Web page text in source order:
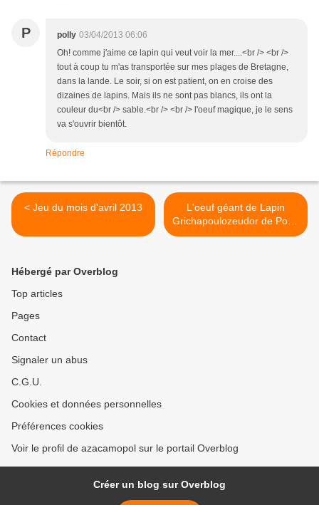
P polly 03/04/2013 06:06
Oh! comme j'aime ce lapin qui veut voir la mer....<br /> <br />
tout à coup tu m'as transportée sur mes plages de Bretagne,
dans la lande. Le soir, si on est patient, on en croise des
dizaines de lapins. Mais ils ne sont pas blancs, ils ont la
couleur du<br /> sable.<br /> <br /> l'oeuf magique, je le sens
va s'ouvrir bientôt.
Répondre
< Jeu du mois d'avril 2013
L'oeuf géant de Lapin
Grichapoulozeudor de Polly.
>
Hébergé par Overblog
Top articles
Pages
Contact
Signaler un abus
C.G.U.
Cookies et données personnelles
Préférences cookies
Voir le profil de azacamopol sur le portail Overblog
Créer un blog sur Overblog